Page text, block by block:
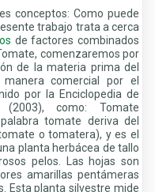
conceptos: Como puede
trabajo trata a cerca
de factores combinados
comenzaremos por
de la materia prima del
comercial por el
por la Enciclopedia de
(2003), como: Tomate
tomate deriva del
o tomatera), y es el
planta herbácea de tallo
pelos. Las hojas son
amarillas pentámeras
Esta planta silvestre mide